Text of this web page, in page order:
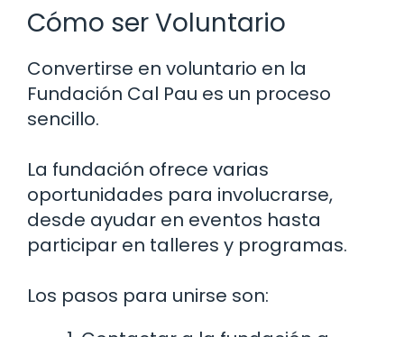
Cómo ser Voluntario
Convertirse en voluntario en la
Fundación Cal Pau es un proceso
sencillo.
La fundación ofrece varias
oportunidades para involucrarse,
desde ayudar en eventos hasta
participar en talleres y programas.
Los pasos para unirse son: